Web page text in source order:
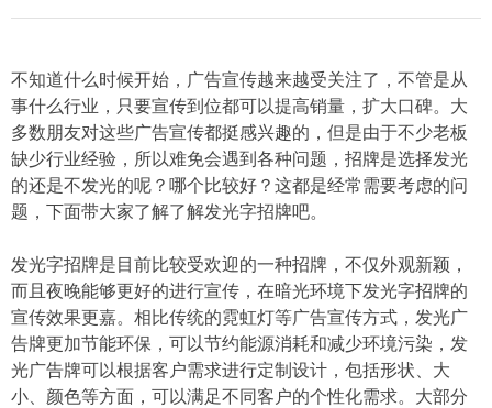
不知道什么时候开始，广告宣传越来越受关注了，不管是从
事什么行业，只要宣传到位都可以提高销量，扩大口碑。大
多数朋友对这些广告宣传都挺感兴趣的，但是由于不少老板
缺少行业经验，所以难免会遇到各种问题，招牌是选择发光
的还是不发光的呢？哪个比较好？这都是经常需要考虑的问
题，下面带大家了解了解发光字招牌吧。
发光字招牌是目前比较受欢迎的一种招牌，不仅外观新颖，
而且夜晚能够更好的进行宣传，在暗光环境下发光字招牌的
宣传效果更嘉。相比传统的霓虹灯等广告宣传方式，发光广
告牌更加节能环保，可以节约能源消耗和减少环境污染，发
光广告牌可以根据客户需求进行定制设计，包括形状、大
小、颜色等方面，可以满足不同客户的个性化需求。大部分